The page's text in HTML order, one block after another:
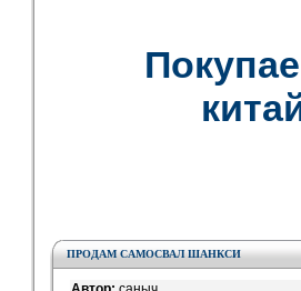
ПРОДАМ САМОСВАЛ ШАНКСИ